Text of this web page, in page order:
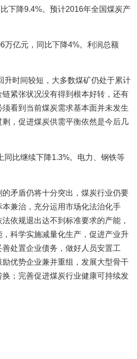
下降9.4%。预计2016年全国煤炭产
万亿元，同比下降4%。利润总额
升时间较短，大多数煤矿仍处于累计
紧张状况没有得到根本好转，还有
看到当前煤炭需求基本面并未发生
，促进煤炭供需平衡依然是今后几
同比继续下降1.3%。电力、钢铁等
矛盾仍将十分突出，煤炭行业仍要
兼治，充分运用市场化法治化手
依规退出达不到标准要求的产能，
科学实施减量化生产，促进产业升
处置企业债务，做好人员安置工
优势企业兼并重组，发展大型骨干
；完善促进煤炭行业健康可持续发